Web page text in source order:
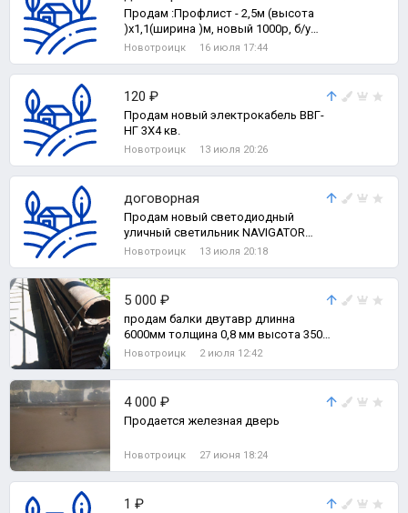
Продам :Профлист - 2,5м (высота
)x1,1(ширина )м, новый 1000р, б/у
800р/лист; лист оцинкованный 2б,75
Новотроицк 16 июля 17:44
120 ₽
Продам новый электрокабель ВВГ-
НГ 3Х4 кв.
Новотроицк 13 июля 20:26
договорная
Продам новый светодиодный
уличный светильник NAVIGATOR
NSF-PW6-80-5K-LED мощность
Новотроицк 13 июля 20:18
5 000 ₽
продам балки двутавр длинна
6000мм толщина 0,8 мм высота 350
мм 7 штук цена 4500 тыс руб за
Новотроицк 2 июля 12:42
4 000 ₽
Продается железная дверь
Новотроицк 27 июня 18:24
1 ₽